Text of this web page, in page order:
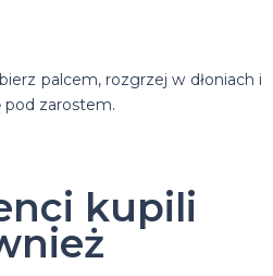
palcem, rozgrzej w dłoniach i
pod zarostem.
kupili